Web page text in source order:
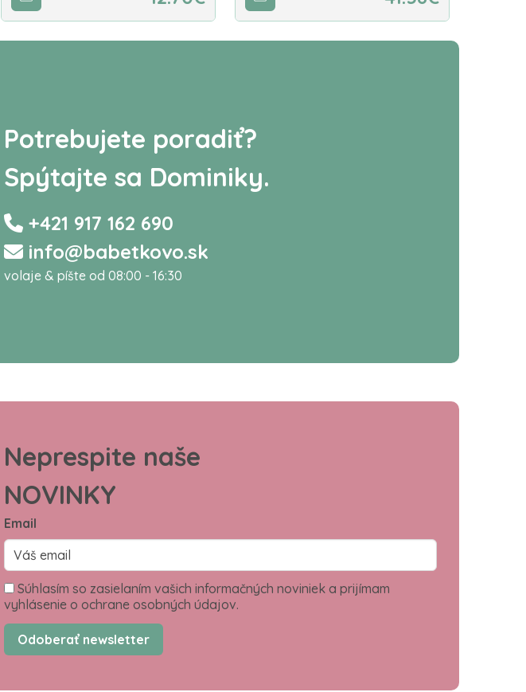
Potrebujete poradiť?
Spýtajte sa Dominiky.
+421 917 162 690
info@babetkovo.sk
volaje & píšte od 08:00 - 16:30
Neprespite naše
NOVINKY
Email
Súhlasím so zasielaním vašich informačných noviniek a prijímam
vyhlásenie o ochrane osobných údajov.
Odoberať newsletter